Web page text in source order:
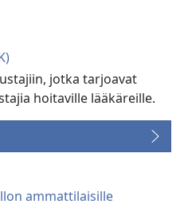
jotka tarjoavat
hoitaville lääkäreille.
ammattilaisille